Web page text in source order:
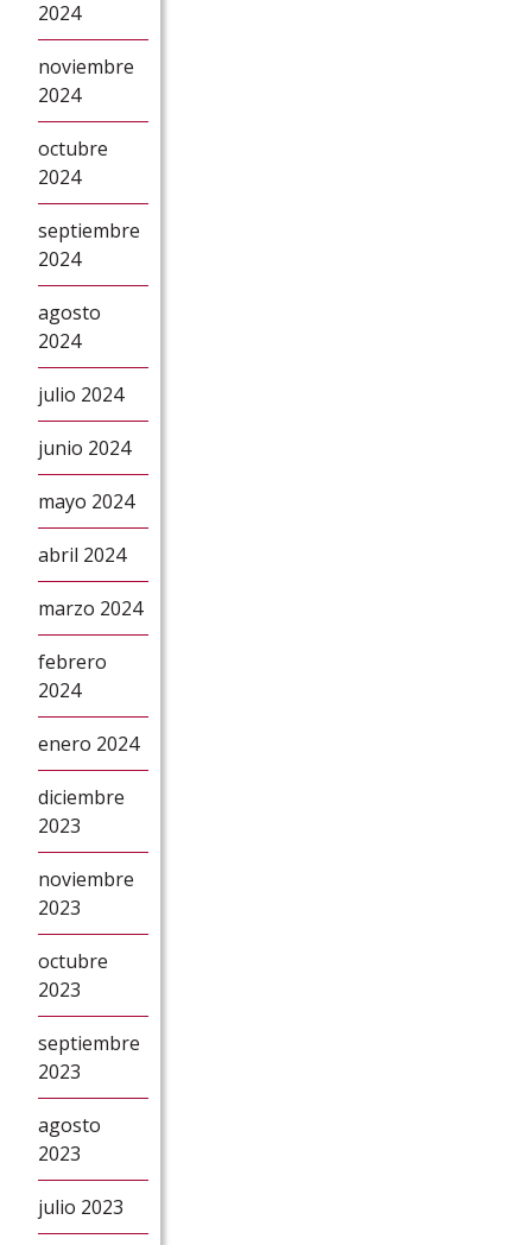
2024
noviembre
2024
octubre
2024
septiembre
2024
agosto
2024
julio 2024
junio 2024
mayo 2024
abril 2024
marzo 2024
febrero
2024
enero 2024
diciembre
2023
noviembre
2023
octubre
2023
septiembre
2023
agosto
2023
julio 2023